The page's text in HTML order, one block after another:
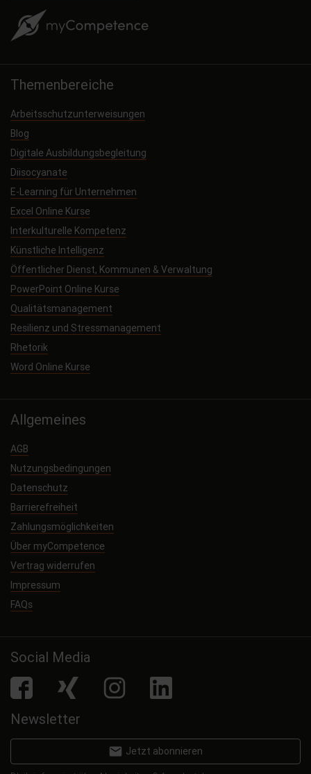
Themenbereiche
Arbeitsschutzunterweisungen
Blog
Digitale Ausbildungsbegleitung
Diisocyanate
E-Learning für Unternehmen
Excel Online Kurse
Interkulturelle Kompetenz
Künstliche Intelligenz
Öffentlicher Dienst, Kommunen & Verwaltung
PowerPoint Online Kurse
Qualitätsmanagement
Resilienz und Stressmanagement
Rhetorik
Word Online Kurse
Allgemeines
AGB
Nutzungsbedingungen
Datenschutz
Barrierefreiheit
Zahlungsmöglichkeiten
Über myCompetence
Vertrag widerrufen
Impressum
FAQs
Social Media
facebook Xing Instagram LinkedIn
Newsletter
email Jetzt abonnieren